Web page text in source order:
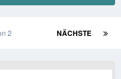
NÄCHSTE
2